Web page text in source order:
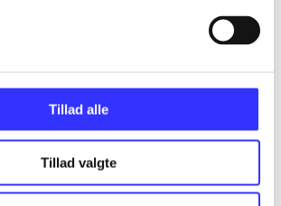
Tillad alle
Tillad valgte